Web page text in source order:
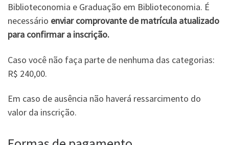
Biblioteconomia e Graduação em Biblioteconomia. É
necessário enviar comprovante de matrícula atualizado
para confirmar a inscrição.
Caso você não faça parte de nenhuma das categorias:
R$ 240,00.
Em caso de ausência não haverá ressarcimento do
valor da inscrição.